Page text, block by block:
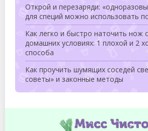
Открой и перезаряди:
для специй можно использовать
Как легко и быстро наточить нож
домашних условиях: 1 плохой и 2
способа
Как проучить шумящих соседей
советы» и законные методы